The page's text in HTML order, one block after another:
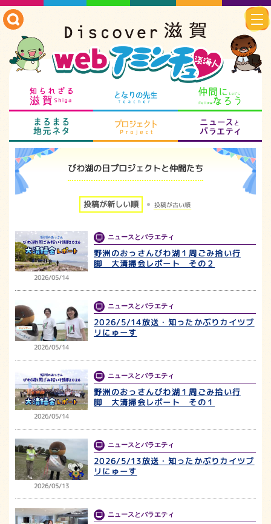
知られざる滋賀 となりの先生
まるまる地元ネタ プロジェクト
びわ湖の日プロジェクトと仲間たち
投稿が新しい順 投稿が古い順
2026/05/14
ニュースとバラエティ
野洲のおっさんびわ湖１周ごみ拾い行
脚 大清掃会レポート その２
2026/05/14
ニュースとバラエティ
2026/5/14放送・知ったかぶりカイツブ
リにゅーす
2026/05/14
ニュースとバラエティ
野洲のおっさんびわ湖１周ごみ拾い行
脚 大清掃会レポート その１
2026/05/13
ニュースとバラエティ
2026/5/13放送・知ったかぶりカイツブ
リにゅーす
ニュースとバラエティ